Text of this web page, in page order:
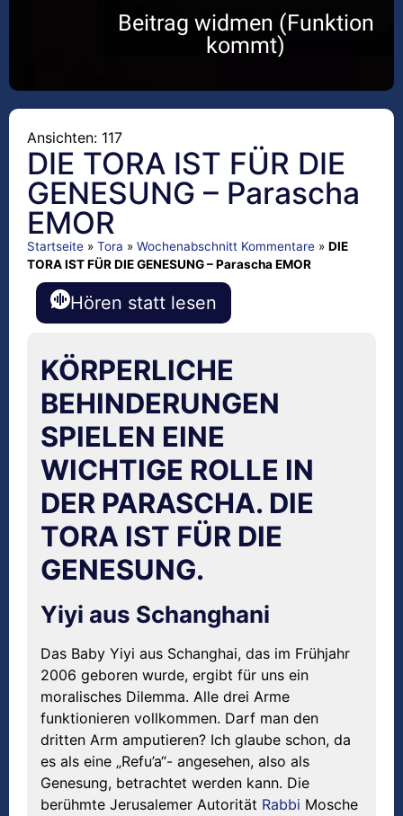
Beitrag widmen (Funktion
kommt)
Ansichten: 117
DIE TORA IST FÜR DIE
GENESUNG – Parascha
EMOR
Startseite » Tora » Wochenabschnitt Kommentare » DIE
TORA IST FÜR DIE GENESUNG – Parascha EMOR
Hören statt lesen
KÖRPERLICHE
BEHINDERUNGEN
SPIELEN EINE
WICHTIGE ROLLE IN
DER PARASCHA. DIE
TORA IST FÜR DIE
GENESUNG.
Yiyi aus Schanghani
Das Baby Yiyi aus Schanghai, das im Frühjahr
2006 geboren wurde, ergibt für uns ein
moralisches Dilemma. Alle drei Arme
funktionieren vollkommen. Darf man den
dritten Arm amputieren? Ich glaube schon, da
es als eine „Refu’a“- angesehen, also als
Genesung, betrachtet werden kann. Die
berühmte Jerusalemer Autorität Rabbi Mosche